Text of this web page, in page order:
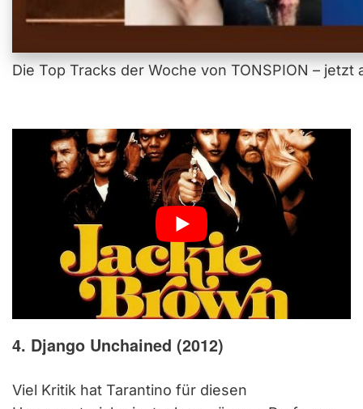
Die Top Tracks der Woche von TONSPION –
4. Django Unchained (2012)
Viel Kritik hat Tarantino für diesen